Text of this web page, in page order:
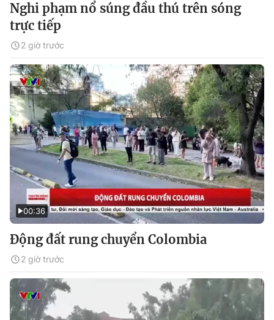
Nghi phạm nổ súng đầu thú trên sóng
trực tiếp
2 giờ trước
00:36
Động đất rung chuyển Colombia
2 giờ trước